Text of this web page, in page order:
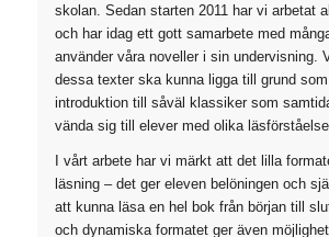
skolan. Sedan starten 2011 har vi arbetat
och har idag ett gott samarbete med
använder våra noveller i sin undervisning.
dessa texter ska kunna ligga till grund
introduktion till såväl klassiker som
vända sig till elever med olika
I vårt arbete har vi märkt att det lilla
läsning – det ger eleven belöningen och
att kunna läsa en hel bok från början till
och dynamiska formatet ger även